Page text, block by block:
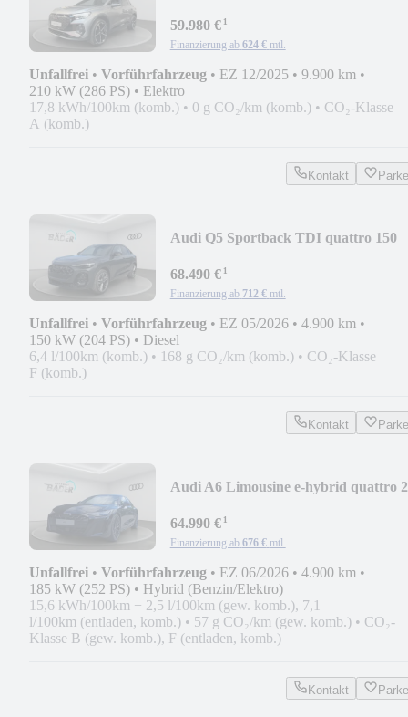
59.980 €¹
Finanzierung ab 624 € mtl.
Unfallfrei • Vorführfahrzeug • EZ 12/2025 • 9.900 km •
210 kW (286 PS) • Elektro
17,8 kWh/100km (komb.) • 0 g CO₂/km (komb.) • CO₂-Klasse
A (komb.)
Kontakt
Audi Q5 Sportback TDI quattro 150
68.490 €¹
Finanzierung ab 712 € mtl.
Unfallfrei • Vorführfahrzeug • EZ 05/2026 • 4.900 km •
150 kW (204 PS) • Diesel
6,4 l/100km (komb.) • 168 g CO₂/km (komb.) • CO₂-Klasse
F (komb.)
Kontakt
Audi A6 Limousine e-hybrid quattro
64.990 €¹
Finanzierung ab 676 € mtl.
Unfallfrei • Vorführfahrzeug • EZ 06/2026 • 4.900 km •
185 kW (252 PS) • Hybrid (Benzin/Elektro)
15,6 kWh/100km + 2,5 l/100km (gew. komb.), 7,1
l/100km (entladen, komb.) • 57 g CO₂/km (gew. komb.) • CO₂-
Klasse B (gew. komb.), F (entladen, komb.)
Kontakt